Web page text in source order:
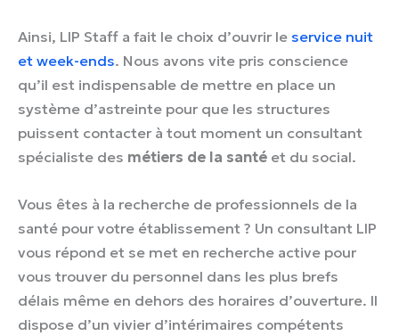
Ainsi, LIP Staff a fait le choix d’ouvrir leservice nuit
et week-ends. Nous avons vite pris conscience
qu’il est indispensable de mettre en place un
système d’astreinte pour que les structures
puissent contacter à tout moment un consultant
spécialiste des métiers de la santé et du social.
Vous êtes à la recherche de professionnels de la
santé pour votre établissement ? Un consultant LIP
vous répond et se met en recherche active pour
vous trouver du personnel dans les plus brefs
délais même en dehors des horaires d’ouverture. Il
dispose d’un vivier d’intérimaires compétents